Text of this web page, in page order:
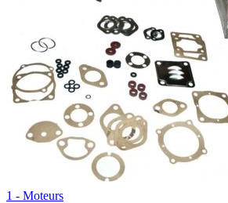
1 - Moteurs